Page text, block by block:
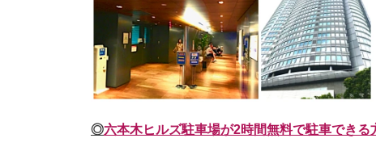
◎六本木ヒルズ駐車場が2時間無料で駐車できる